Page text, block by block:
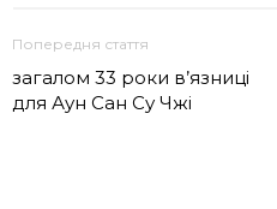
Попередня стаття
загалом 33 роки в’язниці
для Аун Сан Су Чжі